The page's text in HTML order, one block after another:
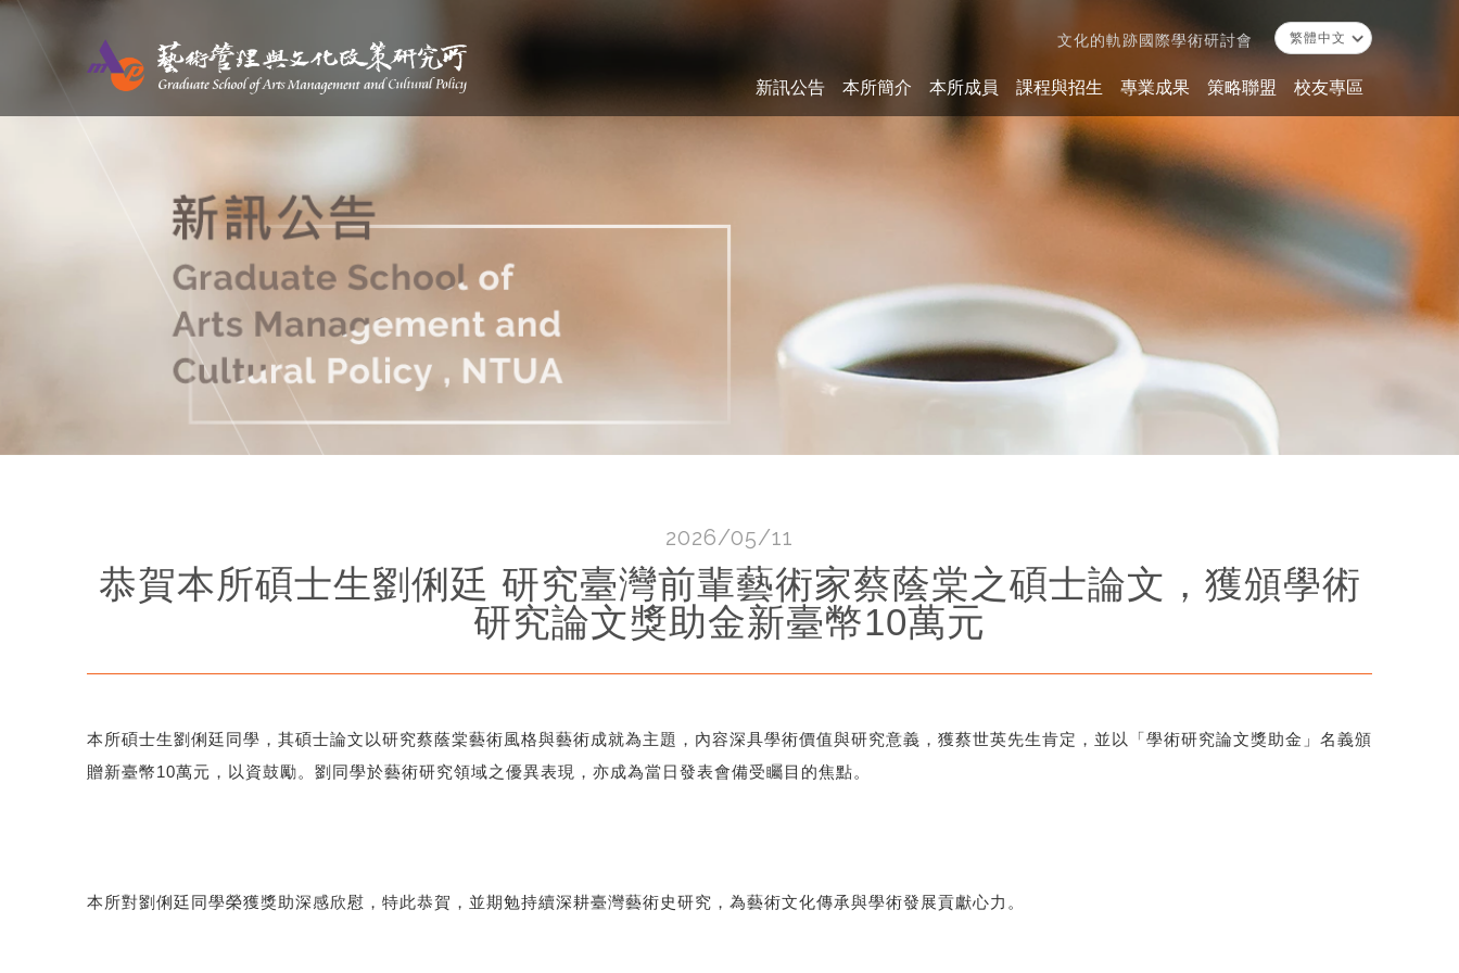
文化的軌跡國際學術研討會
新訊公告 本所簡介 本所成員 課程與招生 專業成果 策略聯盟 校友專區
2026/05/11
恭賀本所碩士生劉俐廷 研究臺灣前輩藝術家蔡蔭棠之碩士論文，獲頒學術
研究論文獎助金新臺幣10萬元
本所碩士生劉俐廷同學，其碩士論文以研究蔡蔭棠藝術風格與藝術成就為主題，內容深具學術價值與研究意義，獲蔡世英先生肯定，並以「學術研究論文獎助金」名義頒
贈新臺幣10萬元，以資鼓勵。劉同學於藝術研究領域之優異表現，亦成為當日發表會備受矚目的焦點。
本所對劉俐廷同學榮獲獎助深感欣慰，特此恭賀，並期勉持續深耕臺灣藝術史研究，為藝術文化傳承與學術發展貢獻心力。